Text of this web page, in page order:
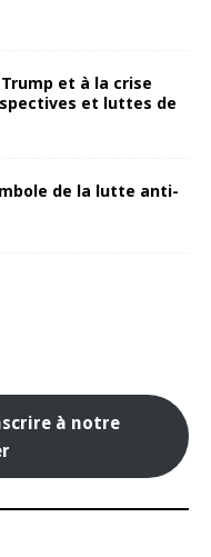
et à la crise
et luttes de
de la lutte anti-
à notre